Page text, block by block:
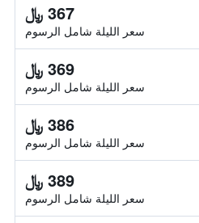
367 ﷼
سعر الليلة شامل الرسوم
369 ﷼
سعر الليلة شامل الرسوم
386 ﷼
سعر الليلة شامل الرسوم
389 ﷼
سعر الليلة شامل الرسوم